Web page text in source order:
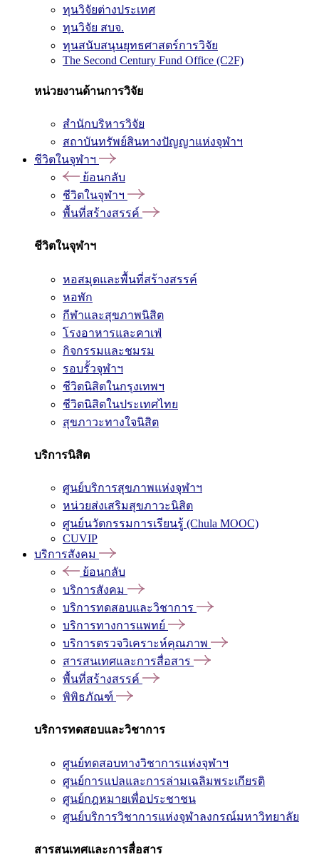
ทุนวิจัยต่างประเทศ
ทุนวิจัย สบจ.
ทุนสนับสนุนยุทธศาสตร์การวิจัย
The Second Century Fund Office (C2F)
หน่วยงานด้านการวิจัย
สำนักบริหารวิจัย
สถาบันทรัพย์สินทางปัญญาแห่งจุฬาฯ
ชีวิตในจุฬาฯ
ย้อนกลับ
ชีวิตในจุฬาฯ
พื้นที่สร้างสรรค์
ชีวิตในจุฬาฯ
หอสมุดและพื้นที่สร้างสรรค์
หอพัก
กีฬาและสุขภาพนิสิต
โรงอาหารและคาเฟ่
กิจกรรมและชมรม
รอบรั้วจุฬาฯ
ชีวิตนิสิตในกรุงเทพฯ
ชีวิตนิสิตในประเทศไทย
สุขภาวะทางใจนิสิต
บริการนิสิต
ศูนย์บริการสุขภาพแห่งจุฬาฯ
หน่วยส่งเสริมสุขภาวะนิสิต
ศูนย์นวัตกรรมการเรียนรู้ (Chula MOOC)
CUVIP
บริการสังคม
ย้อนกลับ
บริการสังคม
บริการทดสอบและวิชาการ
บริการทางการแพทย์
บริการตรวจวิเคราะห์คุณภาพ
สารสนเทศและการสื่อสาร
พื้นที่สร้างสรรค์
พิพิธภัณฑ์
บริการทดสอบและวิชาการ
ศูนย์ทดสอบทางวิชาการแห่งจุฬาฯ
ศูนย์การแปลและการล่ามเฉลิมพระเกียรติ
ศูนย์กฎหมายเพื่อประชาชน
ศูนย์บริการวิชาการแห่งจุฬาลงกรณ์มหาวิทยาลัย
สารสนเทศและการสื่อสาร